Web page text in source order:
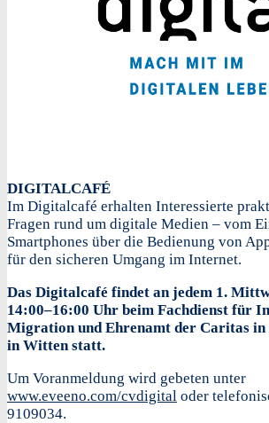
DIGITALCAFÉ
Im Digitalcafé erhalten Interessierte
Fragen rund um digitale Medien – vom
Smartphones über die Bedienung von
für den sicheren Umgang im Internet.
Das Digitalcafé findet an jedem 1.
14:00–16:00 Uhr beim Fachdienst für
Migration und Ehrenamt der Caritas in
in Witten statt.
Um Voranmeldung wird gebeten unter
www.eveeno.com/cvdigital oder
9109034.